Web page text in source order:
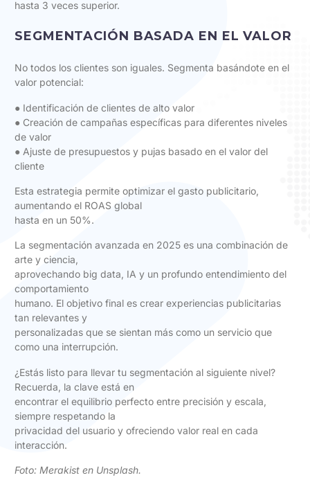
hasta 3 veces superior.
SEGMENTACIÓN BASADA EN EL VALOR
No todos los clientes son iguales. Segmenta basándote en el
valor potencial:
● Identificación de clientes de alto valor
● Creación de campañas específicas para diferentes niveles
de valor
● Ajuste de presupuestos y pujas basado en el valor del
cliente
Esta estrategia permite optimizar el gasto publicitario,
aumentando el ROAS global
hasta en un 50%.
La segmentación avanzada en 2025 es una combinación de
arte y ciencia,
aprovechando big data, IA y un profundo entendimiento del
comportamiento
humano. El objetivo final es crear experiencias publicitarias
tan relevantes y
personalizadas que se sientan más como un servicio que
como una interrupción.
¿Estás listo para llevar tu segmentación al siguiente nivel?
Recuerda, la clave está en
encontrar el equilibrio perfecto entre precisión y escala,
siempre respetando la
privacidad del usuario y ofreciendo valor real en cada
interacción.
Foto: Merakist en Unsplash.